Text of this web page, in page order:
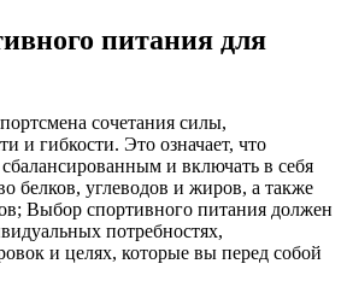
питания для
сочетания силы,
и гибкости. Это означает, что
и включать в себя
белков, углеводов и жиров, а также
Выбор спортивного питания должен
потребностях,
и целях, которые вы перед собой